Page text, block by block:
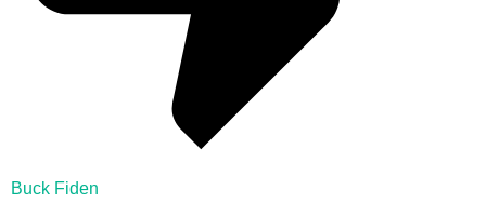
Buck Fiden